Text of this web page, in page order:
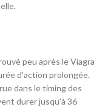
peu après le Viagra
d'action prolongée.
dans le timing des
durer jusqu'à 36